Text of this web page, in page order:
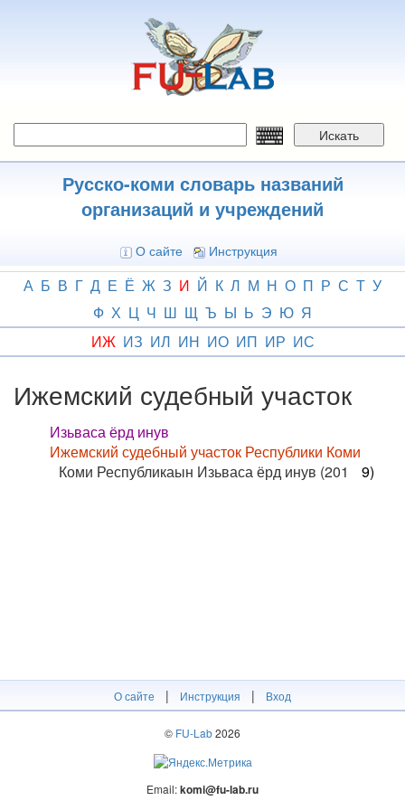
Искать
Русско-коми словарь названий
организаций и учреждений
О сайте Инструкция
А Б В Г Д Е Ё Ж З И Й К Л М Н О П Р С Т У
Ф Х Ц Ч Ш Щ Ъ Ы Ь Э Ю Я
ИЖ ИЗ ИЛ ИН ИО ИП ИР ИС
Ижемский судебный участок
Изьваса ёрд инув
Ижемский судебный участок Республики Коми
Коми Республикаын Изьваса ёрд инув (201
9)
О сайте | Инструкция | Вход
© FU-Lab2026
Email:komi@fu-lab.ru